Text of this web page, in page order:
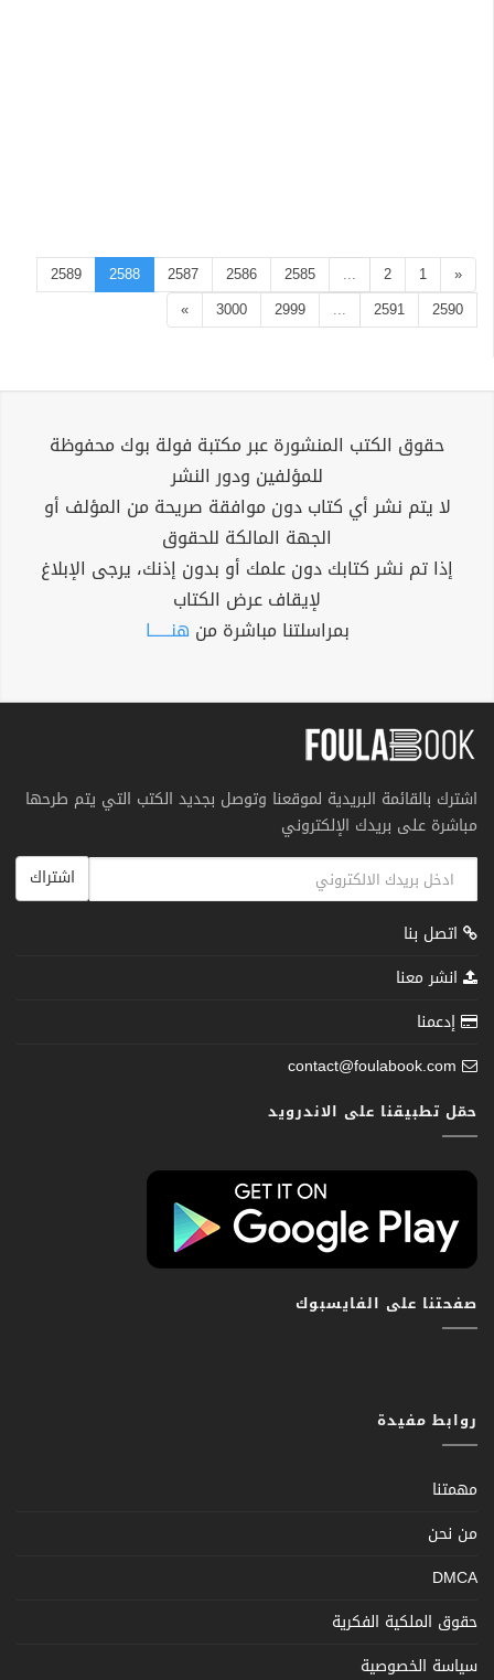
«
1
2
...
2585
2586
2587
2588
2589
2590
2591
...
2999
3000
»
حقوق الكتب المنشورة عبر مكتبة فولة بوك محفوظة
للمؤلفين ودور النشر
لا يتم نشر أي كتاب دون موافقة صريحة من المؤلف أو
الجهة المالكة للحقوق
إذا تم نشر كتابك دون علمك أو بدون إذنك، يرجى الإبلاغ
لإيقاف عرض الكتاب
بمراسلتنا مباشرة من هنــــــا
اشترك بالقائمة البريدية لموقعنا وتوصل بجديد الكتب التي يتم طرحها
مباشرة على بريدك الإلكتروني
اشتراك
اتصل بنا
انشر معنا
إدعمنا
contact@foulabook.com
حمّل تطبيقنا على الاندرويد
صفحتنا على الفايسبوك
روابط مفيدة
مهمتنا
من نحن
DMCA
حقوق الملكية الفكرية
سياسة الخصوصية